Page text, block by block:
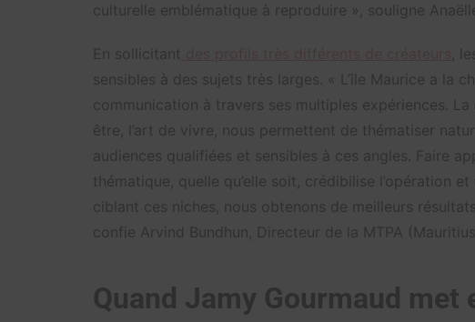
culturelle emblématique à reproduire », souligne
En sollicitant
,
sensibles à des sujets très larges. « L’île Maurice a la
communication à travers ses multiples expériences. La
être, l’art de vivre, nous permettent de thématiser
audiences qualifiées et sensibles à ces angles. Faire
thématique, quelle qu’elle soit, crédibilise l’opération
ciblant ces niches, nous obtenons de meilleurs
confie Arvind Bundhun, Directeur de la MTPA
Quand Jamy Gourmaud met